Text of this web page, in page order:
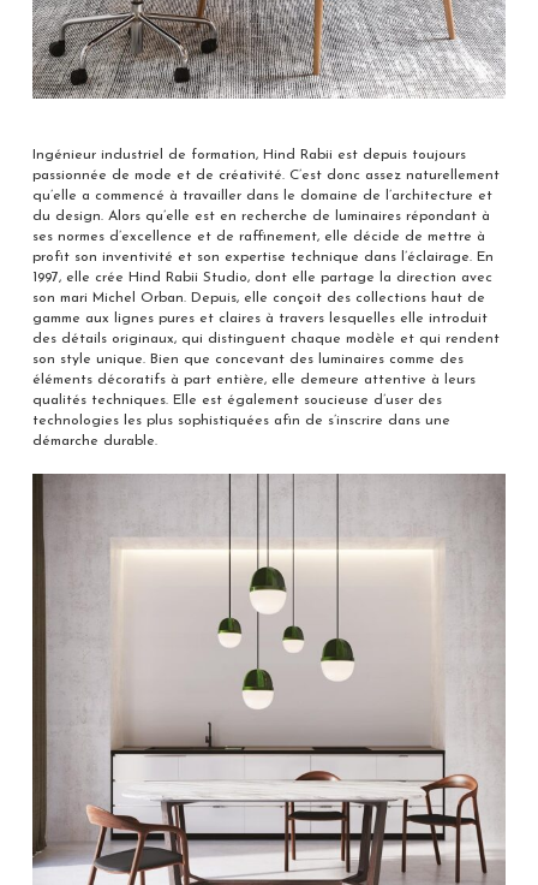
Ingénieur industriel de formation, Hind Rabii est depuis toujours
passionnée de mode et de créativité. C’est donc assez naturellement
qu’elle a commencé à travailler dans le domaine de l’architecture et
du design. Alors qu’elle est en recherche de luminaires répondant à
ses normes d’excellence et de raffinement, elle décide de mettre à
profit son inventivité et son expertise technique dans l’éclairage. En
1997, elle crée Hind Rabii Studio, dont elle partage la direction avec
son mari Michel Orban. Depuis, elle conçoit des collections haut de
gamme aux lignes pures et claires à travers lesquelles elle introduit
des détails originaux, qui distinguent chaque modèle et qui rendent
son style unique. Bien que concevant des luminaires comme des
éléments décoratifs à part entière, elle demeure attentive à leurs
qualités techniques. Elle est également soucieuse d’user des
technologies les plus sophistiquées afin de s’inscrire dans une
démarche durable.